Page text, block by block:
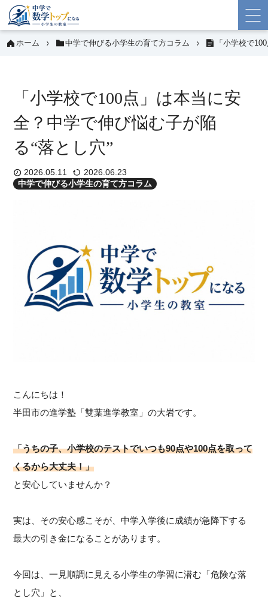
ホーム 中学で伸びる小学生の育て方コラム 「小学校で
「小学校で100点」は本当に安
全？中学で伸び悩む子が陥
る“落とし穴”
2026.05.11
2026.06.23
中学で伸びる小学生の育て方コラム
こんにちは！
半田市の進学塾「雙葉進学教室」の大岩です。
「うちの子、小学校のテストでいつも90点や100点を取って
くるから大丈夫！」
と安心していませんか？
実は、その安心感こそが、中学入学後に成績が急降下する
最大の引き金になることがあります。
今回は、一見順調に見える小学生の学習に潜む「危険な落
とし穴」と、